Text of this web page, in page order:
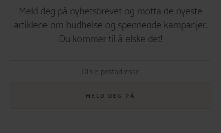
Meld deg på nyhetsbrevet og motta de nyeste
artiklene om hudhelse og spennende kampanjer.
Du kommer til å elske det!
MELD DEG PÅ